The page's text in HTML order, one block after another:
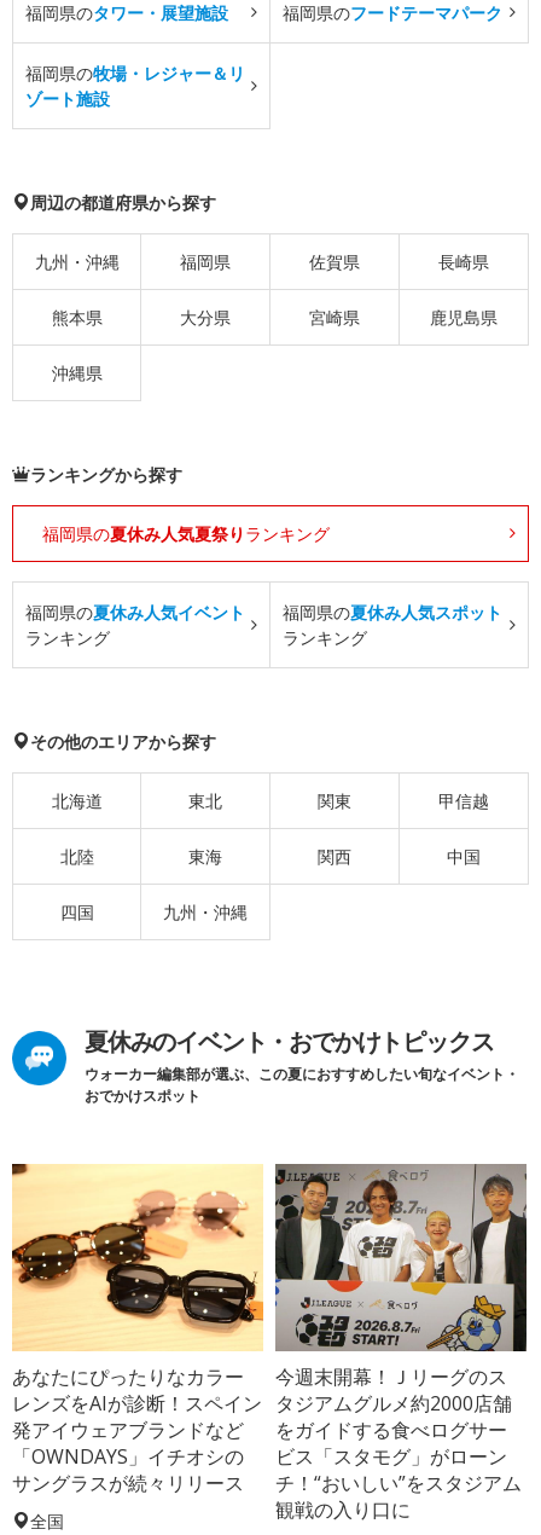
福岡県のタワー・展望施設 福岡県のフードテーマパーク
福岡県の牧場・レジャー＆リ
ゾート施設
周辺の都道府県から探す
九州・沖縄 福岡県 佐賀県 長崎県
熊本県 大分県 宮崎県 鹿児島県
沖縄県
ランキングから探す
福岡県の夏休み人気夏祭り ランキング
福岡県の夏休み人気イベント
ランキング
福岡県の夏休み人気スポット
ランキング
その他のエリアから探す
北海道 東北 関東 甲信越
北陸 東海 関西 中国
四国 九州・沖縄
夏休みのイベント・おでかけトピックス
ウォーカー編集部が選ぶ、この夏におすすめしたい旬なイベント・
おでかけスポット
あなたにぴったりなカラー
レンズをAIが診断！スペイン
発アイウェアブランドなど
「OWNDAYS」イチオシの
サングラスが続々リリース
全国
今週末開幕！Ｊリーグのス
タジアムグルメ約2000店舗
をガイドする食べログサー
ビス「スタモグ」がローン
チ！“おいしい”をスタジアム
観戦の入り口に